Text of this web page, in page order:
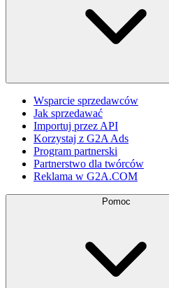
Wsparcie sprzedawców
Jak sprzedawać
Importuj przez API
Korzystaj z G2A Ads
Program partnerski
Partnerstwo dla twórców
Reklama w G2A.COM
Pomoc